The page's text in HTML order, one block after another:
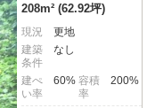
208m² (62.92坪)
現況
更地
建築
条件
なし
建ぺ
い率
60% 容積
率
200%